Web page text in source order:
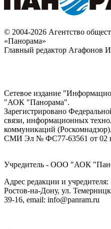
© 2004-2026 Агентство
«Панорама»
Главный редактор Агафонов
Сетевое издание
"АОК "Панорама".
Зарегистрировано
связи, информационных
коммуникаций
СМИ Эл № ФС77-63561 от 02
Учредитель - ООО "АОК
Адрес редакции и учредителя:
Ростов-на-Дону, ул.
39-16, email: info@panram.ru